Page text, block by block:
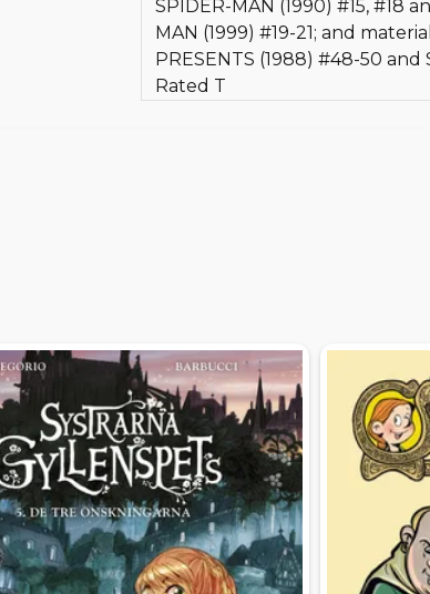
SPIDER-MAN (1990) #15, #18
MAN (1999) #19-21; and
PRESENTS (1988) #48-50 and
Rated T